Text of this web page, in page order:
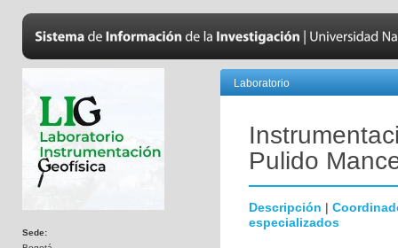
Sede:
Laboratorio
Pulido
Descripción |
especializados